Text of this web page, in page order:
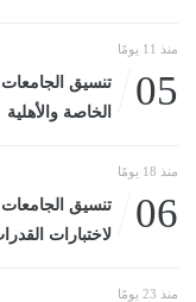
منذ 11 يومًا
05
الخاصة والأهلية
منذ 18 يومًا
06
لاختبارات
منذ 23 يومًا